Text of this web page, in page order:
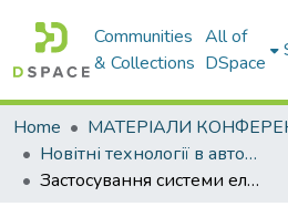
Communities
& Collections
All of
DSpace
Home
Новітні технології в автомобілебудуванні, транспорті та при підготовці фахівців
Застосування системи електронних датчиків газів для діагностування стану автономного генератора електричної енергії на базі двигуна внутрішнього згорання